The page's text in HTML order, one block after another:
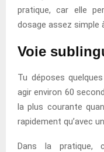
pratique, car elle
dosage assez simple
Voie
Tu déposes
agir environ 60
la plus courante
rapidement qu’avec
Dans la pratique,